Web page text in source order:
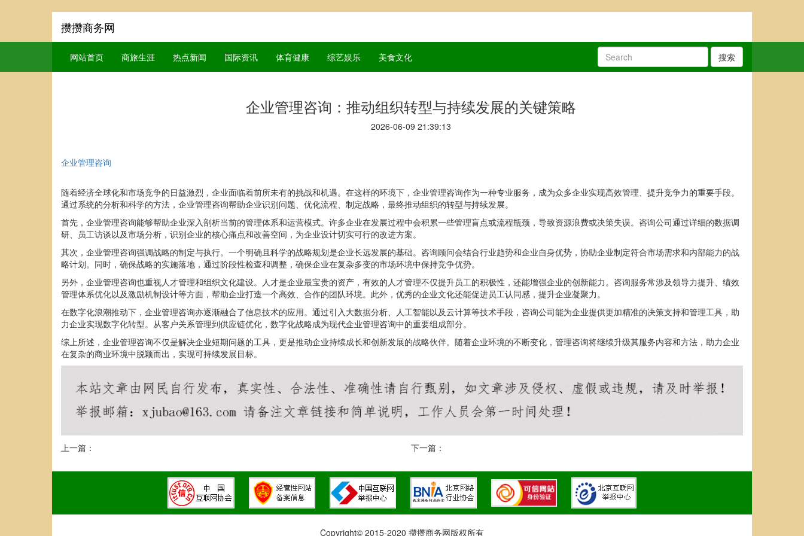
攒攒商务网
网站首页 商旅生涯 热点新闻 国际资讯 体育健康 综艺娱乐 美食文化 搜索
企业管理咨询：推动组织转型与持续发展的关键策略
2026-06-09 21:39:13
企业管理咨询
随着经济全球化和市场竞争的日益激烈，企业面临着前所未有的挑战和机遇。在这样的环境下，企业管理咨询作为一种专业服务，成为众多企业实现高效管理、提升竞争力的重要手段。
通过系统的分析和科学的方法，企业管理咨询帮助企业识别问题、优化流程、制定战略，最终推动组织的转型与持续发展。
首先，企业管理咨询能够帮助企业深入剖析当前的管理体系和运营模式。许多企业在发展过程中会积累一些管理盲点或流程瓶颈，导致资源浪费或决策失误。咨询公司通过详细的数据调
研、员工访谈以及市场分析，识别企业的核心痛点和改善空间，为企业设计切实可行的改进方案。
其次，企业管理咨询强调战略的制定与执行。一个明确且科学的战略规划是企业长远发展的基础。咨询顾问会结合行业趋势和企业自身优势，协助企业制定符合市场需求和内部能力的战
略计划。同时，确保战略的实施落地，通过阶段性检查和调整，确保企业在复杂多变的市场环境中保持竞争优势。
另外，企业管理咨询也重视人才管理和组织文化建设。人才是企业最宝贵的资产，有效的人才管理不仅提升员工的积极性，还能增强企业的创新能力。咨询服务常涉及领导力提升、绩效
管理体系优化以及激励机制设计等方面，帮助企业打造一个高效、合作的团队环境。此外，优秀的企业文化还能促进员工认同感，提升企业凝聚力。
在数字化浪潮推动下，企业管理咨询亦逐渐融合了信息技术的应用。通过引入大数据分析、人工智能以及云计算等技术手段，咨询公司能为企业提供更加精准的决策支持和管理工具，助
力企业实现数字化转型。从客户关系管理到供应链优化，数字化战略成为现代企业管理咨询中的重要组成部分。
综上所述，企业管理咨询不仅是解决企业短期问题的工具，更是推动企业持续成长和创新发展的战略伙伴。随着企业环境的不断变化，管理咨询将继续升级其服务内容和方法，助力企业
在复杂的商业环境中脱颖而出，实现可持续发展目标。
上一篇： 下一篇：
Copyright© 2015-2020 攒攒商务网版权所有